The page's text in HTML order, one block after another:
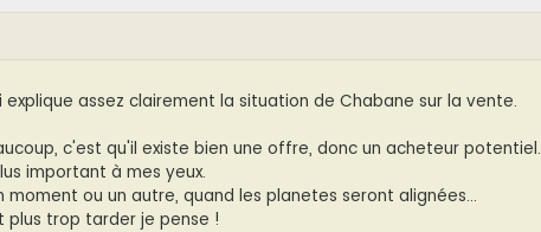
explique assez clairement la situation de Chabane sur la vente.
c'est qu'il existe bien une offre, donc un acheteur potentiel.
important à mes yeux.
moment ou un autre, quand les planetes seront alignées...
plus trop tarder je pense !